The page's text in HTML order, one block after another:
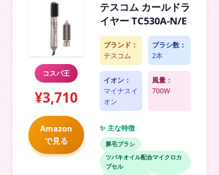
コスパ王
¥3,710
Amazon
で見る
テスコム カールドラ
イヤー TC530A-N/E
ブランド：
テスコム
ブラシ数：
2本
イオン：
マイナスイ
オン
風量：
700W
✨ 主な特徴
豚毛ブラシ
ツバキオイル配合マイクロカ
プセル